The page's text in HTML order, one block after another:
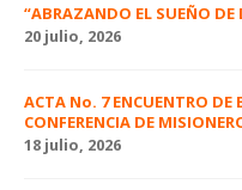
“ABRAZANDO EL SUEÑO DE
20 julio, 2026
ACTA No. 7 ENCUENTRO DE
CONFERENCIA DE
18 julio, 2026